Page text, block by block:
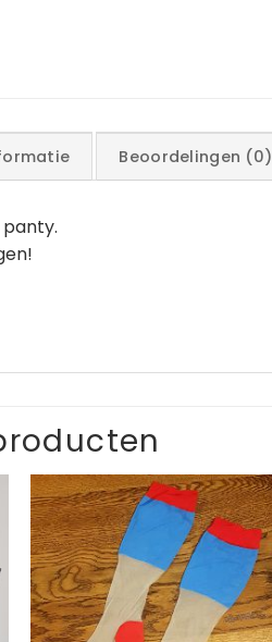
Beoordelingen (0)